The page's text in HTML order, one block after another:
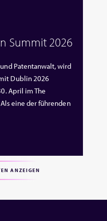
Summit 2026
Patentanwalt, wird
Dublin 2026
April im The
eine der führenden
ANZEIGEN